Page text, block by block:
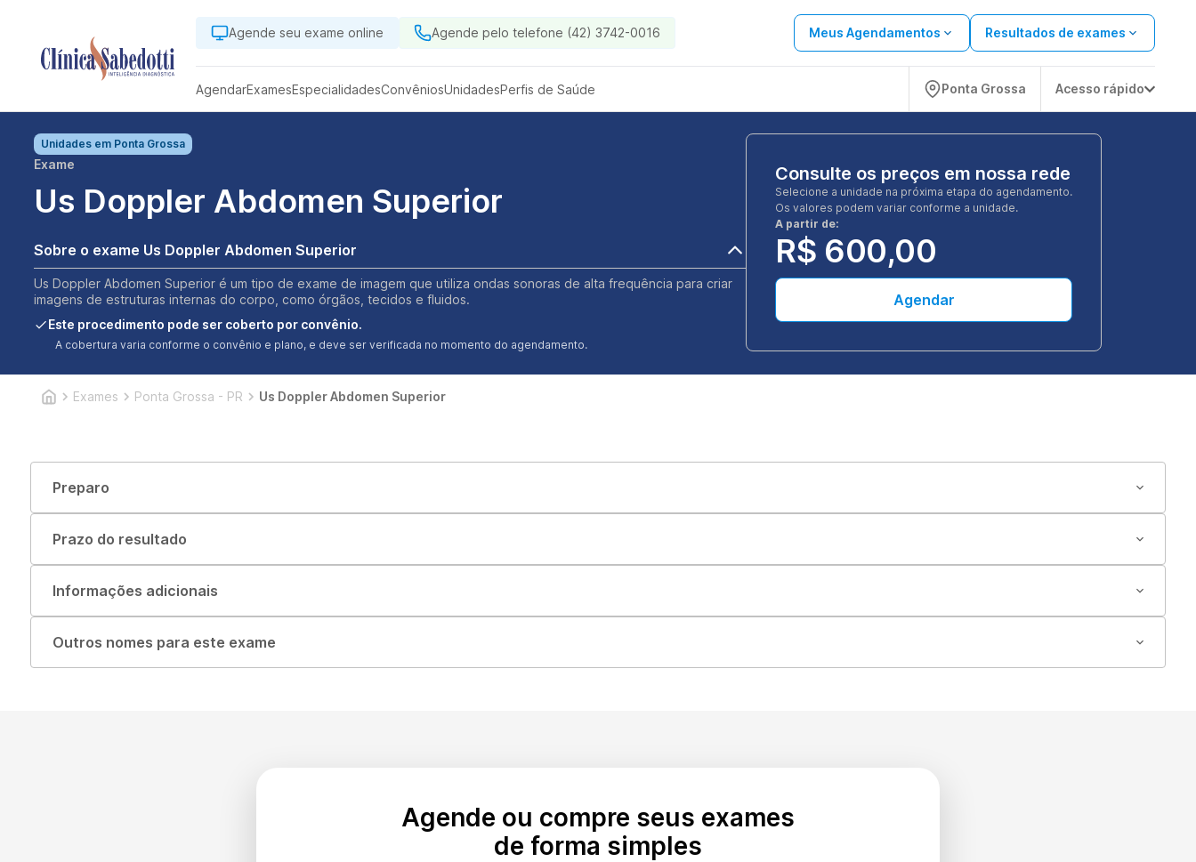
Agende seu exame online Agende pelo telefone (42) 3742-0016 Meus Agendamentos Resultados de exames
AgendarExamesEspecialidadesConvêniosUnidadesPerfis de Saúde Ponta Grossa Acesso rápido
Unidades em Ponta Grossa
Exame
Us Doppler Abdomen Superior
Sobre o exame Us Doppler Abdomen Superior
Us Doppler Abdomen Superior é um tipo de exame de imagem que utiliza ondas sonoras de alta frequência para criar
imagens de estruturas internas do corpo, como órgãos, tecidos e fluidos.
Este procedimento pode ser coberto por convênio.
A cobertura varia conforme o convênio e plano, e deve ser verificada no momento do agendamento.
Consulte os preços em nossa rede
Selecione a unidade na próxima etapa do agendamento.
Os valores podem variar conforme a unidade.
A partir de:
R$ 600,00
Agendar
Exames Ponta Grossa - PR Us Doppler Abdomen Superior
Preparo
Prazo do resultado
Informações adicionais
Outros nomes para este exame
Agende ou compre seus exames
de forma simples